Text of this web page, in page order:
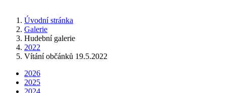
Úvodní stránka
Galerie
Hudební galerie
2022
Vítání občánků 19.5.2022
2026
2025
2024